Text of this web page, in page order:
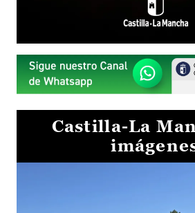
Castilla-La